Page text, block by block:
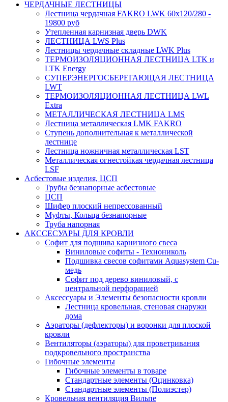
ЧЕРДАЧНЫЕ ЛЕСТНИЦЫ
Лестница чердачная FAKRO LWK 60х120/280 -
19800 руб
Утепленная карнизная дверь DWK
ЛЕСТНИЦА LWS Plus
Лестницы чердачные складные LWK Plus
ТЕРМОИЗОЛЯЦИОННАЯ ЛЕСТНИЦА LTK и
LTK Energy
СУПЕРЭНЕРГОСБЕРЕГАЮЩАЯ ЛЕСТНИЦА
LWT
ТЕРМОИЗОЛЯЦИОННАЯ ЛЕСТНИЦА LWL
Extra
МЕТАЛЛИЧЕСКАЯ ЛЕСТНИЦА LMS
Лестница металлическая LMK FAKRO
Ступень дополнительная к металлической
лестнице
Лестница ножничная металлическая LST
Металлическая огнестойкая чердачная лестница
LSF
Асбестовые изделия, ЦСП
Трубы безнапорные асбестовые
ЦСП
Шифер плоский непрессованный
Муфты, Кольца безнапорные
Труба напорная
АКССЕСУАРЫ ДЛЯ КРОВЛИ
Софит для подшива карнизного свеса
Виниловые софиты - Технониколь
Подшивка свесов софитами Aquasystem Cu-
медь
Софит под дерево виниловый, с
центральной перфорацией
Аксессуары и Элементы безопасности кровли
Лестница кровельная, стеновая снаружи
дома
Аэраторы (дефлекторы) и воронки для плоской
кровли
Вентиляторы (аэраторы) для проветривания
подкровельного пространства
Гибочные элементы
Гибочные элементы в товаре
Стандартные элементы (Оцинковка)
Стандартные элементы (Полиэстер)
Кровельная вентиляция Вильпе